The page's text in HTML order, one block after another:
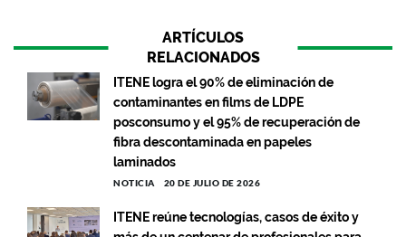
ARTÍCULOS
RELACIONADOS
ITENE logra el 90% de eliminación de
contaminantes en films de LDPE
posconsumo y el 95% de recuperación de
fibra descontaminada en papeles
laminados
NOTICIA 20 DE JULIO DE 2026
ITENE reúne tecnologías, casos de éxito y